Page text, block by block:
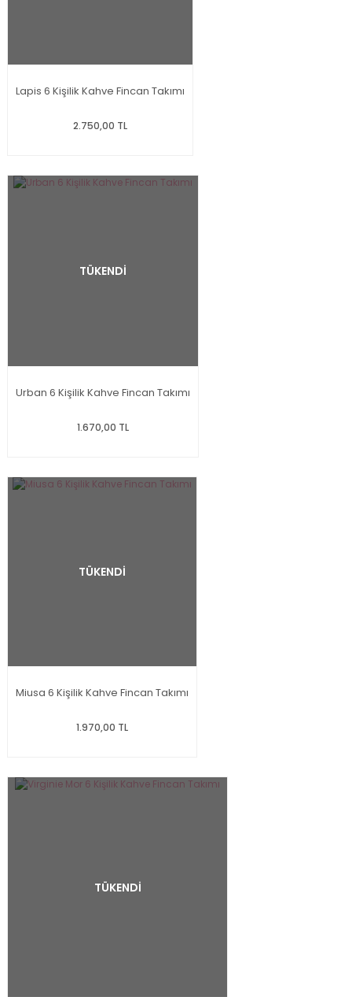
Lapis 6 Kişilik Kahve Fincan Takımı
2.750,00 TL
TÜKENDİ
Urban 6 Kişilik Kahve Fincan Takımı
1.670,00 TL
TÜKENDİ
Miusa 6 Kişilik Kahve Fincan Takımı
1.970,00 TL
TÜKENDİ